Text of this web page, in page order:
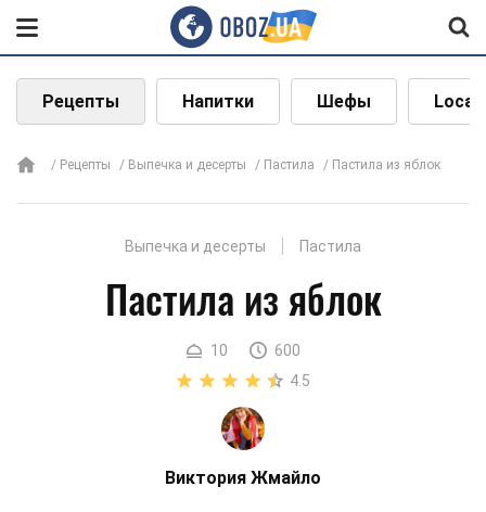
Рецепты Напитки Шефы Local
Рецепты Выпечка и десерты Пастила Пастила из яблок
Выпечка и десерты Пастила
Пастила из яблок
10
600
4.5
Виктория Жмайло